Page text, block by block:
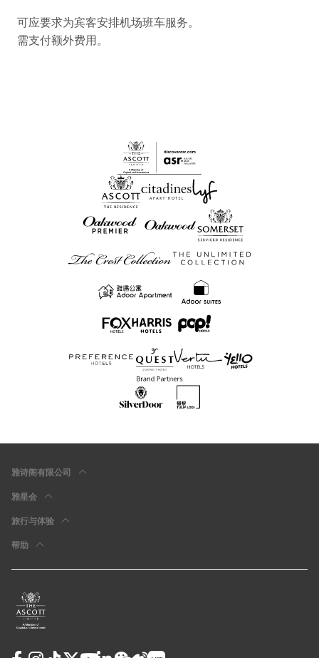
可应要求为宾客安排机场班车服务。
需支付额外费用。
雅诗阁有限公司
雅星会
旅行与体验
帮助